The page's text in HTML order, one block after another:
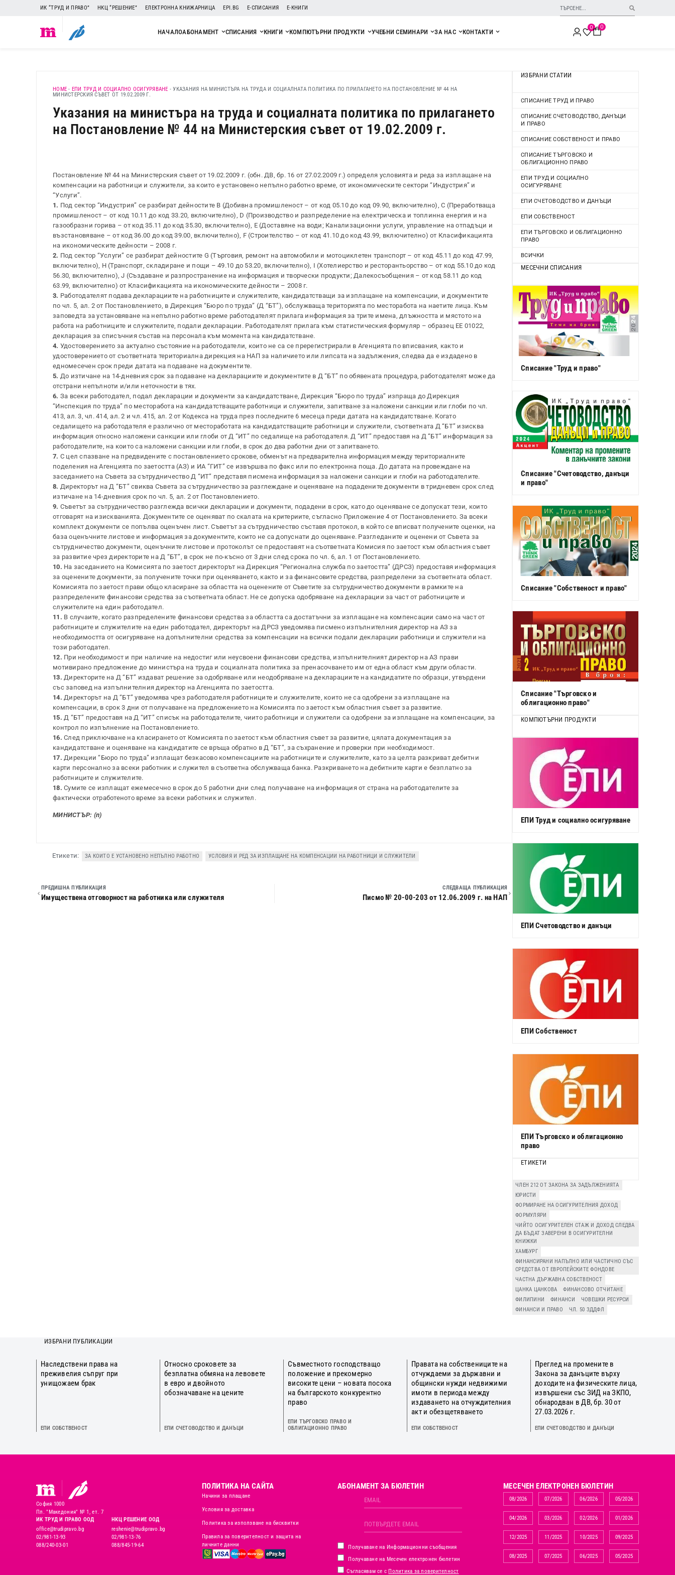
ИК “ТРУД И ПРАВО” НКЦ “РЕШЕНИЕ” ЕЛЕКТРОННА КНИЖАРНИЦА EPI.BG Е-СПИСАНИЯ Е-КНИГИ
НАЧАЛОАБОНАМЕНТ СПИСАНИЯ КНИГИ КОМПЮТЪРНИ ПРОДУКТИ УЧЕБНИ СЕМИНАРИ ЗА НАС КОНТАКТИ
0 0
HOME - ЕПИ ТРУД И СОЦИАЛНО ОСИГУРЯВАНЕ -УКАЗАНИЯ НА МИНИСТЪРА НА ТРУДА И СОЦИАЛНАТА ПОЛИТИКА ПО ПРИЛАГАНЕТО НА ПОСТАНОВЛЕНИЕ № 44 НА
МИНИСТЕРСКИЯ СЪВЕТ ОТ 19.02.2009 Г.
Указания на министъра на труда и социалната политика по прилагането
на Постановление № 44 на Министерския съвет от 19.02.2009 г.
Постановление № 44 на Министерския съвет от 19.02.2009 г. (обн. ДВ, бр. 16 от 27.02.2009 г.) определя условията и реда за изплащане на
компенсации на работници и служители, за които е установено непълно работно време, от икономическите сектори “Индустрия” и
“Услуги”.
1. Под сектор “Индустрия” се разбират дейностите В (Добивна промишленост – от код 05.10 до код 09.90, включително), С (Преработваща
промишленост – от код 10.11 до код 33.20, включително), D (Производство и разпределение на електрическа и топлинна енергия и на
газообразни горива – от код 35.11 до код 35.30, включително), Е (Доставяне на води; Канализационни услуги, управление на отпадъци и
възстановяване – от код 36.00 до код 39.00, включително), F (Строителство – от код 41.10 до код 43.99, включително) от Класификацията
на икономическите дейности – 2008 г.
2. Под сектор “Услуги” се разбират дейностите G (Търговия, ремонт на автомобили и мотоциклетен транспорт – от код 45.11 до код 47.99,
включително), H (Транспорт, складиране и пощи – 49.10 до 53.20, включително), I (Хотелиерство и ресторантьорство – от код 55.10 до код
56.30, включително), J (Създаване и разпространение на информация и творчески продукти; Далекосъобщения – от код 58.11 до код
63.99, включително) от Класификацията на икономическите дейности – 2008 г.
3. Работодателят подава декларациите на работниците и служителите, кандидатстващи за изплащане на компенсации, и документите
по чл. 5, ал. 2 от Постановлението, в Дирекция “Бюро по труда” (Д “БТ”), обслужваща територията по месторабота на наетите лица. Към
заповедта за установяване на непълно работно време работодателят прилага информация за трите имена, длъжността и мястото на
работа на работниците и служителите, подали декларации. Работодателят прилага към статистическия формуляр – образец ЕЕ 01022,
декларация за списъчния състав на персонала към момента на кандидатстване.
4. Удостоверението за актуално състояние на работодатели, които не са се пререгистрирали в Агенцията по вписвания, както и
удостоверението от съответната териториална дирекция на НАП за наличието или липсата на задължения, следва да е издадено в
едномесечен срок преди датата на подаване на документите.
5. До изтичане на 14-дневния срок за подаване на декларациите и документите в Д “БТ” по обявената процедура, работодателят може да
отстрани непълноти и/или неточности в тях.
6. За всеки работодател, подал декларации и документи за кандидатстване, Дирекция “Бюро по труда” изпраща до Дирекция
“Инспекция по труда” по месторабота на кандидатстващите работници и служители, запитване за наложени санкции или глоби по чл.
413, ал. 3, чл. 414, ал. 2 и чл. 415, ал. 2 от Кодекса на труда през последните 6 месеца преди датата на кандидатстване. Когато
седалището на работодателя е различно от местоработата на кандидатстващите работници и служители, съответната Д “БТ” изисква
информация относно наложени санкции или глоби от Д “ИТ” по седалище на работодателя. Д “ИТ” предоставя на Д “БТ” информация за
работодателите, на които са наложени санкции или глоби, в срок до два работни дни от запитването.
7. С цел спазване на предвидените с постановлението срокове, обменът на предварителна информация между териториалните
поделения на Агенцията по заетостта (АЗ) и ИА “ГИТ” се извършва по факс или по електронна поща. До датата на провеждане на
заседанието на Съвета за сътрудничество Д “ИТ” представя писмена информация за наложени санкции и глоби на работодателите.
8. Директорът на Д “БТ” свиква Съвета за сътрудничество за разглеждане и оценяване на подадените документи в тридневен срок след
изтичане на 14-дневния срок по чл. 5, ал. 2 от Постановлението.
9. Съветът за сътрудничество разглежда всички декларации и документи, подадени в срок, като до оценяване се допускат тези, които
отговарят на изискванията. Документите се оценяват по скалата на критериите, съгласно Приложение 4 от Постановлението. За всеки
комплект документи се попълва оценъчен лист. Съветът за сътрудничество съставя протокол, в който се вписват получените оценки, на
база оценъчните листове и информация за документите, които не са допуснати до оценяване. Разгледаните и оценени от Съвета за
сътрудничество документи, оценъчните листове и протоколът се предоставят на съответната Комисия по заетост към областния съвет
за развитие чрез директорите на Д “БТ”, в срок не по-късно от 3 дни след срока по чл. 6, ал. 1 от Постановлението.
10. На заседанието на Комисията по заетост директорът на Дирекция “Регионална служба по заетостта” (ДРСЗ) предоставя информация
за оценените документи, за получените точки при оценяването, както и за финансовите средства, разпределени за съответната област.
Комисията по заетост прави общо класиране за областта на оценените от Съветите за сътрудничество документи в рамките на
разпределените финансови средства за съответната област. Не се допуска одобряване на декларации за част от работниците и
служителите на един работодател.
11. В случаите, когато разпределените финансови средства за областта са достатъчни за изплащане на компенсации само на част от
работниците и служителите на един работодател, директорът на ДРСЗ уведомява писмено изпълнителния директор на АЗ за
необходимостта от осигуряване на допълнителни средства за компенсации на всички подали декларации работници и служители на
този работодател.
12. При необходимост и при наличие на недостиг или неусвоени финансови средства, изпълнителният директор на АЗ прави
мотивирано предложение до министъра на труда и социалната политика за пренасочването им от една област към други области.
13. Директорите на Д “БТ” издават решение за одобряване или неодобряване на декларациите на кандидатите по образци, утвърдени
със заповед на изпълнителния директор на Агенцията по заетостта.
14. Директорът на Д “БТ” уведомява чрез работодателя работниците и служителите, които не са одобрени за изплащане на
компенсации, в срок 3 дни от получаване на предложението на Комисията по заетост към областния съвет за развитие.
15. Д “БТ” предоставя на Д “ИТ” списък на работодателите, чиито работници и служители са одобрени за изплащане на компенсации, за
контрол по изпълнение на Постановлението.
16. След приключване на класирането от Комисията по заетост към областния съвет за развитие, цялата документация за
кандидатстване и оценяване на кандидатите се връща обратно в Д “БТ”, за съхранение и проверки при необходимост.
17. Дирекции “Бюро по труда” изплащат безкасово компенсациите на работниците и служителите, като за целта разкриват дебитни
карти персонално за всеки работник и служител в съответна обслужваща банка. Разкриването на дебитните карти е безплатно за
работниците и служителите.
18. Сумите се изплащат ежемесечно в срок до 5 работни дни след получаване на информация от страна на работодателите за
фактически отработеното време за всеки работник и служител.
МИНИСТЪР: (п)
Етикети: ЗА КОИТО Е УСТАНОВЕНО НЕПЪЛНО РАБОТНО УСЛОВИЯ И РЕД ЗА ИЗПЛАЩАНЕ НА КОМПЕНСАЦИИ НА РАБОТНИЦИ И СЛУЖИТЕЛИ
ПРЕДИШНА ПУБЛИКАЦИЯ
Имуществена отговорност на работника или служителя
СЛЕДВАЩА ПУБЛИКАЦИЯ
Писмо № 20-00-203 от 12.06.2009 г. на НАП
ИЗБРАНИ СТАТИИ
СПИСАНИЕ ТРУД И ПРАВО
СПИСАНИЕ СЧЕТОВОДСТВО, ДАНЪЦИ
И ПРАВО
СПИСАНИЕ СОБСТВЕНОСТ И ПРАВО
СПИСАНИЕ ТЪРГОВСКО И
ОБЛИГАЦИОННО ПРАВО
ЕПИ ТРУД И СОЦИАЛНО
ОСИГУРЯВАНЕ
ЕПИ СЧЕТОВОДСТВО И ДАНЪЦИ
ЕПИ СОБСТВЕНОСТ
ЕПИ ТЪРГОВСКО И ОБЛИГАЦИОННО
ПРАВО
ВСИЧКИ
МЕСЕЧНИ СПИСАНИЯ
Списание "Труд и право"
Списание "Счетоводство, данъци
и право"
Списание "Собственост и право"
Списание "Търговско и
облигационно право"
КОМПЮТЪРНИ ПРОДУКТИ
ЕПИ Труд и социално осигуряване
ЕПИ Счетоводство и данъци
ЕПИ Собственост
ЕПИ Търговско и облигационно
право
ЕТИКЕТИ
ЧЛЕН 212 ОТ ЗАКОНА ЗА ЗАДЪЛЖЕНИЯТА
ЮРИСТИ
ФОРМИРАНЕ НА ОСИГУРИТЕЛНИЯ ДОХОД
ФОРМУЛЯРИ
ЧИЙТО ОСИГУРИТЕЛЕН СТАЖ И ДОХОД СЛЕДВА
ДА БЪДАТ ЗАВЕРЕНИ В ОСИГУРИТЕЛНИ
КНИЖКИ
ХАМБУРГ
ФИНАНСИРАНИ НАПЪЛНО ИЛИ ЧАСТИЧНО СЪС
СРЕДСТВА ОТ ЕВРОПЕЙСКИТЕ ФОНДОВЕ
ЧАСТНА ДЪРЖАВНА СОБСТВЕНОСТ
ЦАНКА ЦАНКОВА
ФИНАНСОВО ОТЧИТАНЕ
ФИЛИПИНИ
ФИНАНСИ
ЧОВЕШКИ РЕСУРСИ
ФИНАНСИ И ПРАВО
ЧЛ. 50 ЗДДФЛ
ИЗБРАНИ ПУБЛИКАЦИИ
Наследствени права на
преживелия съпруг при
унищожаем брак
ЕПИ СОБСТВЕНОСТ
Относно сроковете за
безплатна обмяна на левовете
в евро и двойното
обозначаване на цените
ЕПИ СЧЕТОВОДСТВО И ДАНЪЦИ
Съвместното господстващо
положение и прекомерно
високите цени – новата посока
на българското конкурентно
право
ЕПИ ТЪРГОВСКО ПРАВО И
ОБЛИГАЦИОННО ПРАВО
Правата на собствениците на
отчуждаеми за държавни и
общински нужди недвижими
имоти в периода между
издаването на отчуждителния
акт и обезщетяването
ЕПИ СОБСТВЕНОСТ
Преглед на промените в
Закона за данъците върху
доходите на физическите лица,
извършени със ЗИД на ЗКПО,
обнародван в ДВ, бр. 30 от
27.03.2026 г.
ЕПИ СЧЕТОВОДСТВО И ДАНЪЦИ
София 1000
Пл. "Македония" № 1, ет. 7
ИК ТРУД И ПРАВО ООД
office@trudipravo.bg
02/981-13-93
088/240-03-01
НКЦ РЕШЕНИЕ ООД
reshenie@trudipravo.bg
02/981-13-76
088/845-19-64
ПОЛИТИКА НА САЙТА
Начини за плащане
Условия за доставка
Политика за използване на бисквитки
Правила за поверителност и защита на
личните данни
АБОНАМЕНТ ЗА БЮЛЕТИН
Получаване на Информационни съобщения
Получаване на Месечен електронен бюлетин
Съгласявам се сПолитика за поверителност
MЕСЕЧЕН ЕЛЕКТРОНЕН БЮЛЕТИН
08/2026 07/2026 06/2026 05/2026
04/2026 03/2026 02/2026 01/2026
12/2025 11/2025 10/2025 09/2025
08/2025 07/2025 06/2025 05/2025